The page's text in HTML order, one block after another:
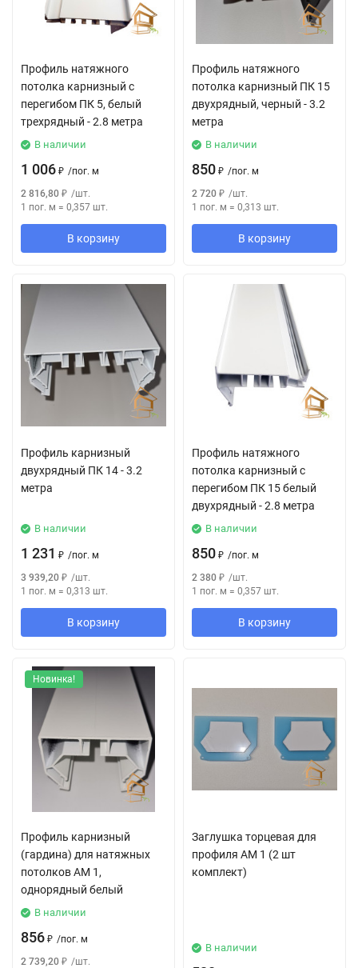
Профиль натяжного
потолка карнизный с
перегибом ПК 5, белый
трехрядный - 2.8 метра
В наличии
1 006 ₽ /пог. м
2 816,80 ₽ /шт.
1 пог. м = 0,357 шт.
В корзину
Профиль натяжного
потолка карнизный ПК 15
двухрядный, черный - 3.2
метра
В наличии
850 ₽ /пог. м
2 720 ₽ /шт.
1 пог. м = 0,313 шт.
В корзину
Профиль карнизный
двухрядный ПК 14 - 3.2
метра
В наличии
1 231 ₽ /пог. м
3 939,20 ₽ /шт.
1 пог. м = 0,313 шт.
В корзину
Профиль натяжного
потолка карнизный с
перегибом ПК 15 белый
двухрядный - 2.8 метра
В наличии
850 ₽ /пог. м
2 380 ₽ /шт.
1 пог. м = 0,357 шт.
В корзину
Новинка!
Профиль карнизный
(гардина) для натяжных
потолков АМ 1,
однорядный белый
В наличии
856 ₽ /пог. м
2 739,20 ₽ /шт.
Заглушка торцевая для
профиля АМ 1 (2 шт
комплект)
В наличии